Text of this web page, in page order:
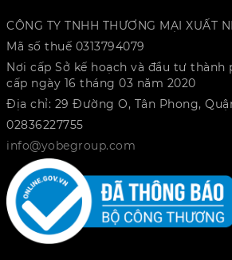
CÔNG TY TNHH THƯƠNG MẠI XUẤT
Mã số thuế 0313794079
Nơi cấp Sở kế hoạch và đầu tư thành
cấp ngày 16 tháng 03 năm 2020
Địa chỉ: 29 Đường O, Tân Phong,
02836227755
info@yobegroup.com